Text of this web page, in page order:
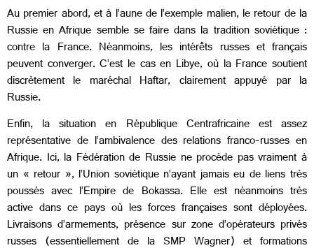
Au premier abord, et à l’aune de l’exemple malien, le retour de la
Russie en Afrique semble se faire dans la tradition soviétique :
contre la France. Néanmoins, les intérêts russes et français
peuvent converger. C’est le cas en Libye, où la France soutient
discrètement le maréchal Haftar, clairement appuyé par la
Russie.
Enfin, la situation en République Centrafricaine est assez
représentative de l’ambivalence des relations franco-russes en
Afrique. Ici, la Fédération de Russie ne procède pas vraiment à
un « retour », l’Union soviétique n’ayant jamais eu de liens très
poussés avec l’Empire de Bokassa. Elle est néanmoins très
active dans ce pays où les forces françaises sont déployées.
Livraisons d’armements, présence sur zone d’opérateurs privés
russes (essentiellement de la SMP Wagner) et formations